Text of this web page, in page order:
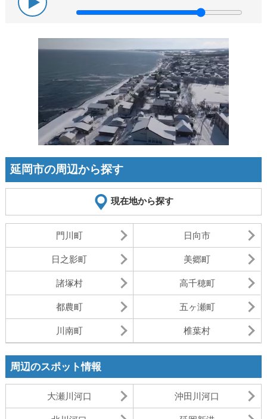
延岡市の周辺から探す
現在地から探す
門川町 日向市
日之影町 美郷町
諸塚村 高千穂町
都農町 五ヶ瀬町
川南町 椎葉村
周辺のスポット情報
大瀬川河口 沖田川河口